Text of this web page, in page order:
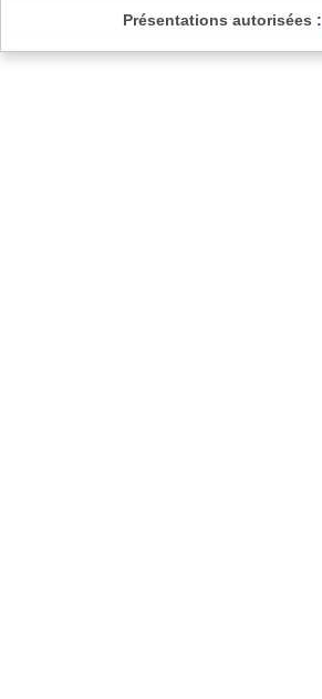
Présentations autorisées :